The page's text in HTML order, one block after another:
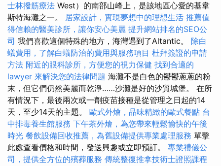
士林撥筋療法 West）的南部山峰上，是該地區心愛的基韋
斯特海灘之一。 居家設計，實現夢想中的理想生活 推薦值
得信賴的醫美診所，讓你安心美麗 提升網站排名的SEO公
司 我們喜歡這個特殊的地方，海灣遇到了Altantic。 除白
蟻費用，了解白蟻防治的費用與服務項目 杜拜簽證的申請
方法 附近的眼科診所，方便您的視力保健 找到合適的
lawyer 來解決您的法律問題 海灘不是白色的鬱鬱蔥蔥的粉
末，但它們仍然美麗而乾淨……沙灘是好的沙質城堡。 在所
有情況下，最後兩次或一劑疫苗接種是從管理之日起的14
天，至少14天的主題。 歐式外燴，品味精緻的歐式餐點 台
中排毒養生館服務 下午茶外燴，為您帶來輕鬆愉快的午後
時光 餐飲設備回收推薦，為舊設備提供專業處理服務 單擊
此處查看價格和時間，發送興趣或立即預訂。 專業禮儀公
司，提供全方位的殯葬服務 傳統整復推拿技術士證照課程